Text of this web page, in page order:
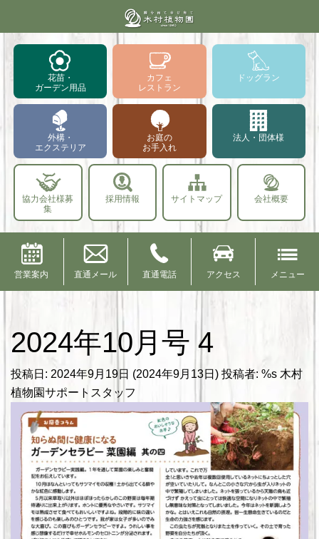
花苗・
ガーデン用品
カフェ
レストラン
ドッグラン
外構・
エクステリア
お庭の
お手入れ
法人・団体様
協力会社様募
集
採用情報 サイトマップ 会社概要
営業案内 直通メール 直通電話 アクセス メニュー
2024年10月号 4
投稿日: 2024年9月19日 (2024年9月13日) 投稿者: %s 木村
植物園サポートスタッフ